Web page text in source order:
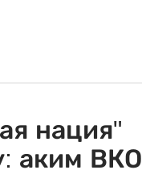
нация"
аким ВКО